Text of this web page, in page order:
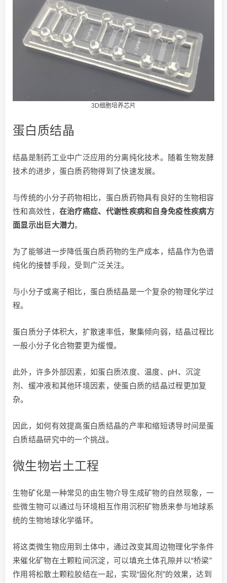
3D细胞培养芯片
蛋白质结晶
结晶是制药工业中广泛应用的分离纯化技术。随着生物发酵
技术的进步，蛋白质药物得到了快速发展。
与传统的小分子药物相比，蛋白质药物具有良好的生物相容
性和高效性， 在治疗癌症、代谢性疾病和自身免疫性疾病方
面显示出巨大潜力。
为了能够进一步降低蛋白质药物的生产成本，结晶作为色谱
纯化的接替手段，受到广泛关注。
与小分子或离子相比，蛋白质结晶是一个复杂的物理化学过
程。
蛋白质分子体积大，扩散速率低，聚集倾向弱，结晶过程比
一般小分子化合物要更为缓慢。
此外，许多外部因素，如蛋白质浓度、温度、pH、沉淀
剂、缓冲液和其他环境因素，使蛋白质的结晶过程更加复
杂。
因此，如何有效提高蛋白质结晶的产率和缩短诱导时间是蛋
白质结晶研究中的一个挑战。
微生物岩土工程
生物矿化是一种常见的由生物介导生成矿物的自然现象，一
些微生物可以通过与环境相互作用沉积矿物质来参与地球系
统的生物地球化学循环。
将这类微生物应用到土体中，通过改变其周边物理化学条件
来催化矿物在土颗粒间沉淀，可以填充土体孔隙并以“桥梁”
作用将松散土颗粒胶结在一起，实现“固化剂”的效果，达到